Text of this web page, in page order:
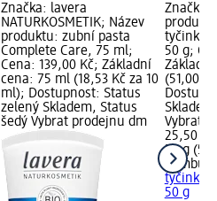
Značka: lavera
NATURKOSMETIK; Název
produktu: zubní pasta
Complete Care, 75 ml;
Cena: 139,00 Kč; Základní
cena: 75 ml (18,53 Kč za 10
ml); Dostupnost: Status
zelený Skladem, Status
šedý Vybrat prodejnu dm
Značka:
tyčinka
50 g;
(51,00
Vybrat
25,50 Kč
50 g
bombus
tyčinka
50 g